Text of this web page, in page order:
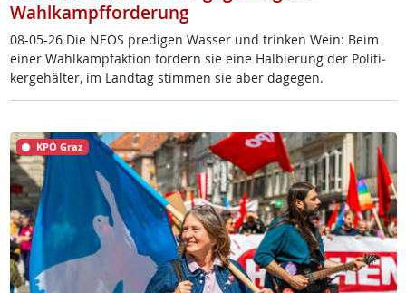
Wahlkampfforderung
08-05-26 Die NE­OS pre­di­gen Was­ser und trin­ken Wein: Beim
ei­ner Wahl­kamp­f­ak­ti­on for­dern sie ei­ne Hal­bie­rung der Po­li­ti­
ker­ge­häl­ter, im Land­tag stim­men sie aber da­ge­gen.
KPÖ Graz